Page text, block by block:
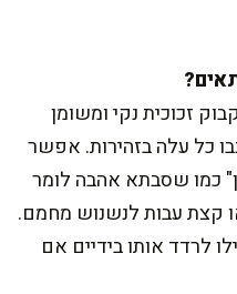
זכוכית נקי ומשומן
כל עלה בזהירות. אפשר
כמו שסבתא אהבה לומר
קצת עבות לנשנוש מחמם.
לרדד אותו בידיים אם